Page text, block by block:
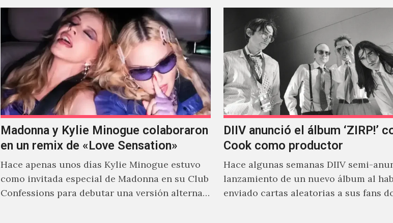
Madonna y Kylie Minogue colaboraron
en un remix de «Love Sensation»
Hace apenas unos días Kylie Minogue estuvo
como invitada especial de Madonna en su Club
Confessions para debutar una versión alterna
DIIV anunció el álbum ‘ZIRP!’
Cook como productor
Hace algunas semanas DIIV semi-
lanzamiento de un nuevo álbum al
enviado cartas aleatorias a sus fans